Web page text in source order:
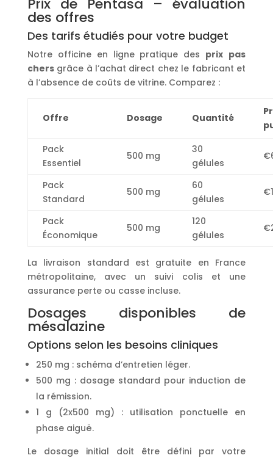
Prix de Pentasa – évaluation
des offres
Des tarifs étudiés pour votre budget
Notre officine en ligne pratique des prix pas
chersgrâce à l’achat direct chez le fabricant et
à l’absence de coûts de vitrine. Comparez :
Offre Dosage Quantité
Pack
Essentiel
500 mg
30
gélules
Pack
Standard
500 mg
60
gélules
Pack
Économique
500 mg
120
gélules
La livraison standard est gratuite en France
métropolitaine, avec un suivi colis et une
assurance perte ou casse incluse.
Dosages disponibles de
mésalazine
Options selon les besoins cliniques
250 mg : schéma d’entretien léger.
500 mg : dosage standard pour induction de
la rémission.
1 g (2x500 mg) : utilisation ponctuelle en
phase aiguë.
Le dosage initial doit être défini par votre